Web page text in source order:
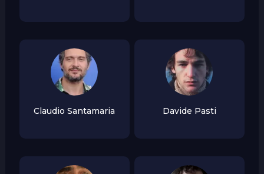
Claudio Santamaria Davide Pasti